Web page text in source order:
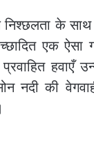
निश्छलता के
एक ऐसा
हवाएँ
की